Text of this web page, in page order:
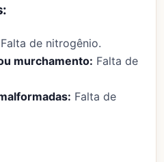
Falta de nitrogênio.
murchamento: Falta de
Falta de